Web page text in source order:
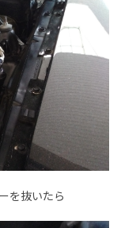
を抜いたら